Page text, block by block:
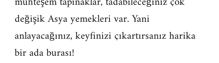
değişik Asya yemekleri var. Yani
anlayacağınız, keyfinizi çıkartırsanız harika
bir ada burası!